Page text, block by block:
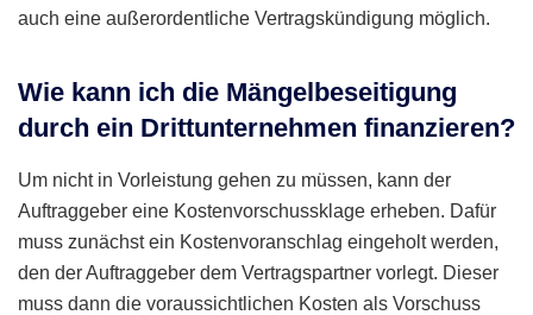
auch eine außerordentliche Vertragskündigung möglich.
Wie kann ich die Mängelbeseitigung
durch ein Drittunternehmen finanzieren?
Um nicht in Vorleistung gehen zu müssen, kann der
Auftraggeber eine Kostenvorschussklage erheben. Dafür
muss zunächst ein Kostenvoranschlag eingeholt werden,
den der Auftraggeber dem Vertragspartner vorlegt. Dieser
muss dann die voraussichtlichen Kosten als Vorschuss